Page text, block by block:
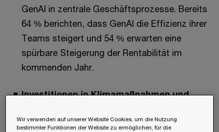
GenAI in zentrale Geschäftsprozesse. Bereits
64 % berichten, dass GenAI die Effizienz ihrer
Teams steigert und 54 % erwarten eine
spürbare Steigerung der Rentabilität im
kommenden Jahr.
Investitionen in Klimamaßnahmen und
drei CEOs gibt an, dass die in den letzten fünf
Wir verwenden auf unserer Website Cookies, um die Nutzung
bestimmter Funktionen der Website zu ermöglichen, für die